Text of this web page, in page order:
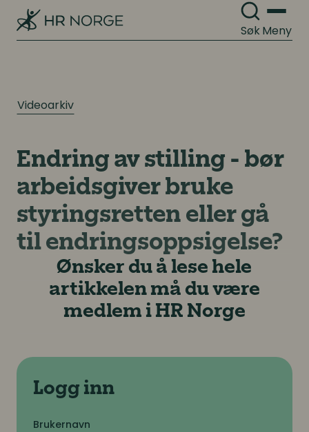
SøkMeny
Videoarkiv
Endring av stilling - bør
arbeidsgiver bruke
styringsretten eller gå
til endringsoppsigelse?
Ønsker du å lese hele
artikkelen må du være
medlem i HR Norge
Logg inn
Brukernavn